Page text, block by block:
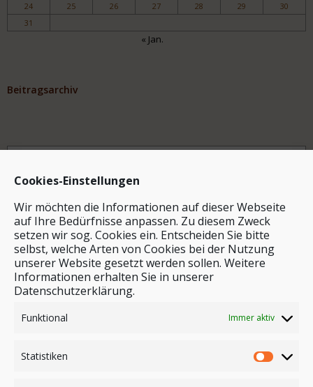
Cookies-Einstellungen
Wir möchten die Informationen auf dieser Webseite
auf Ihre Bedürfnisse anpassen. Zu diesem Zweck
setzen wir sog. Cookies ein. Entscheiden Sie bitte
selbst, welche Arten von Cookies bei der Nutzung
unserer Website gesetzt werden sollen. Weitere
Informationen erhalten Sie in unserer
Datenschutzerklärung.
Funktional Immer aktiv
Statistiken
24
25 26 27 28 29
30
31
« Jan.
Beitragsarchiv
Archiv
Stichwortsuche